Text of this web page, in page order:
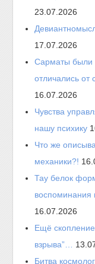
23.07.2026
17.07.2026
Сарматы были
отличались от
16.07.2026
Чувства
нашу психику
Что же
механики?!
Тау белок
воспоминания
16.07.2026
Ещё скопление
взрыва”…
Битва